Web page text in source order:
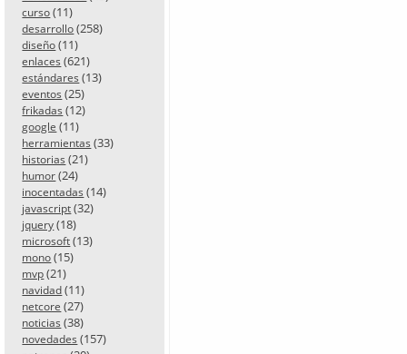
curso (11)
desarrollo (258)
diseño (11)
enlaces (621)
estándares (13)
eventos (25)
frikadas (12)
google (11)
herramientas (33)
historias (21)
humor (24)
inocentadas (14)
javascript (32)
jquery (18)
microsoft (13)
mono (15)
mvp (21)
navidad (11)
netcore (27)
noticias (38)
novedades (157)